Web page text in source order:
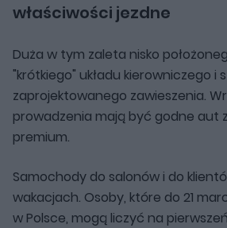
właściwości jezdne
Duża w tym zaleta nisko
"krótkiego" układu kierowniczego i
zaprojektowanego zawieszenia.
prowadzenia mają być godne aut
premium.
Samochody do salonów i do
wakacjach. Osoby, które do 21
w Polsce, mogą liczyć na